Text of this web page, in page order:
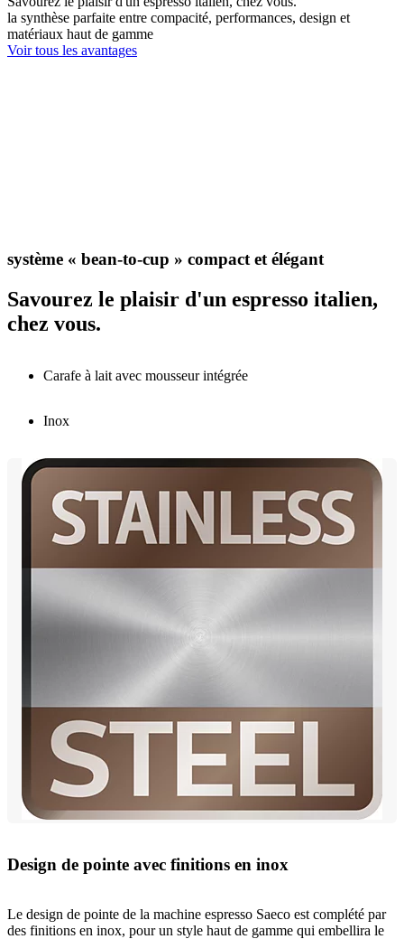
la synthèse parfaite entre compacité, performances, design et
matériaux haut de gamme
Voir tous les avantages
système « bean-to-cup » compact et élégant
Savourez le plaisir d'un espresso italien,
chez vous.
Carafe à lait avec mousseur intégrée
Inox
Design de pointe avec finitions en inox
Le design de pointe de la machine espresso Saeco est complété par
des finitions en inox, pour un style haut de gamme qui embellira le